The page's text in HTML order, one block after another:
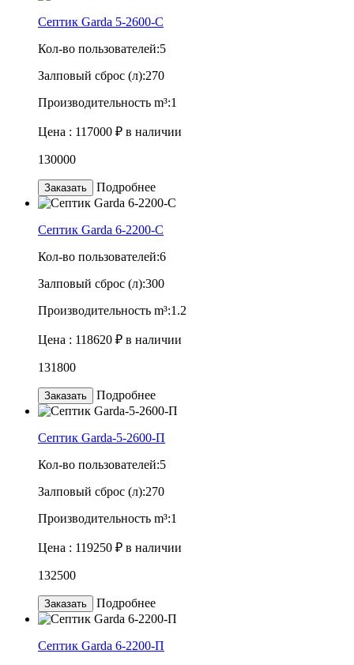
Септик Garda 5-2600-C
Кол-во пользователей:5
Залповый сброс (л):270
Производительность m³:1
Цена : 117000 ₽ в наличии
130000
Заказать Подробнее
Септик Garda 6-2200-C
Кол-во пользователей:6
Залповый сброс (л):300
Производительность m³:1.2
Цена : 118620 ₽ в наличии
131800
Заказать Подробнее
Септик Garda-5-2600-П
Кол-во пользователей:5
Залповый сброс (л):270
Производительность m³:1
Цена : 119250 ₽ в наличии
132500
Заказать Подробнее
Септик Garda 6-2200-П